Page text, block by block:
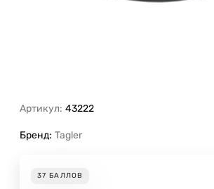
Артикул: 43222
Бренд: Tagler
37 БАЛЛОВ